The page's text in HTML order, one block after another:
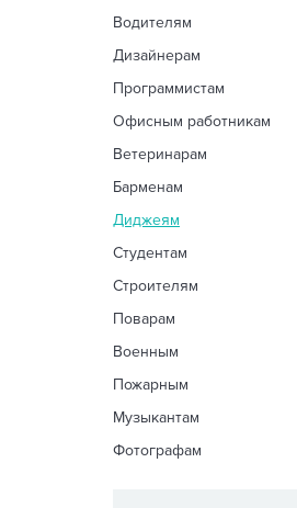
Водителям
Дизайнерам
Программистам
Офисным работникам
Ветеринарам
Барменам
Диджеям
Студентам
Строителям
Поварам
Военным
Пожарным
Музыкантам
Фотографам